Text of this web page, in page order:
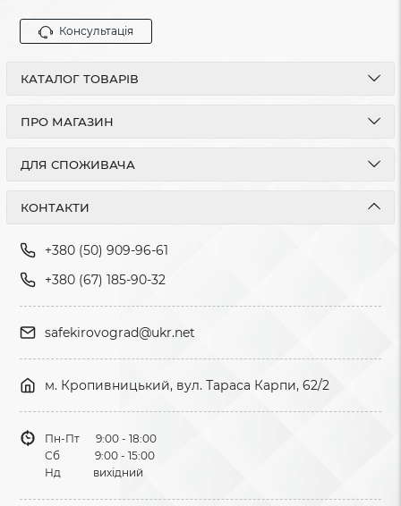
Консультація
КАТАЛОГ ТОВАРІВ
ПРО МАГАЗИН
ДЛЯ СПОЖИВАЧА
КОНТАКТИ
+380 (50) 909-96-61
+380 (67) 185-90-32
safekirovograd@ukr.net
м. Кропивницький, вул. Тараса Карпи, 62/2
Пн-Пт 9:00 - 18:00
Сб 9:00 - 15:00
Нд вихідний